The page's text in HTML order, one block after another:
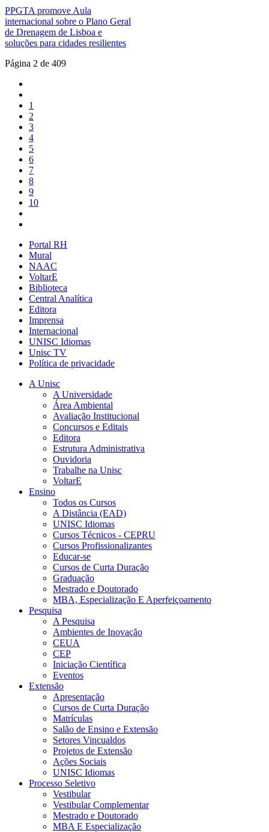
PPGTA promove Aula
internacional sobre o Plano Geral
de Drenagem de Lisboa e
soluções para cidades resilientes
Página 2 de 409
1
2
3
4
5
6
7
8
9
10
Portal RH
Mural
NAAC
VoltarE
Biblioteca
Central Analítica
Editora
Imprensa
Internacional
UNISC Idiomas
Unisc TV
Política de privacidade
A Unisc
A Universidade
Área Ambiental
Avaliação Institucional
Concursos e Editais
Editora
Estrutura Administrativa
Ouvidoria
Trabalhe na Unisc
VoltarE
Ensino
Todos os Cursos
A Distância (EAD)
UNISC Idiomas
Cursos Técnicos - CEPRU
Cursos Profissionalizantes
Educar-se
Cursos de Curta Duração
Graduação
Mestrado e Doutorado
MBA, Especialização E Aperfeiçoamento
Pesquisa
A Pesquisa
Ambientes de Inovação
CEUA
CEP
Iniciação Científica
Eventos
Extensão
Apresentação
Cursos de Curta Duração
Matrículas
Salão de Ensino e Extensão
Setores Vincualdos
Projetos de Extensão
Ações Sociais
UNISC Idiomas
Processo Seletivo
Vestibular
Vestibular Complementar
Mestrado e Doutorado
MBA E Especialização